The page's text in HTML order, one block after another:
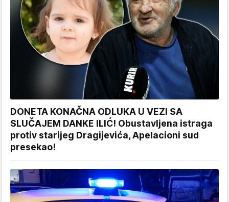
DONETA KONAČNA ODLUKA U VEZI SA
SLUČAJEM DANKE ILIĆ! Obustavljena istraga
protiv starijeg Dragijevića, Apelacioni sud
presekao!